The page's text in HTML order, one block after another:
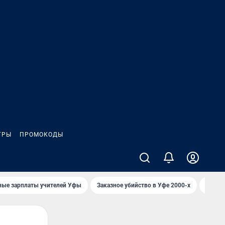
ПРОМОКОДЫ
зарплаты учителей Уфы Заказное убийство в Уфе 2000-х